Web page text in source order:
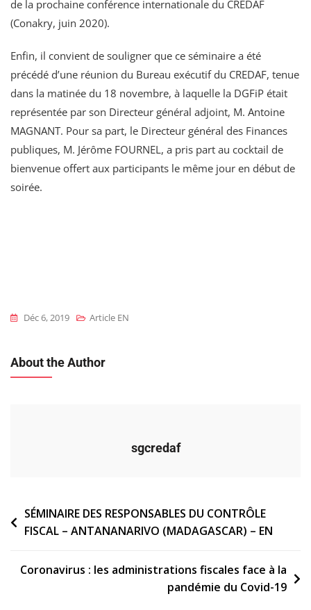
de la prochaine conférence internationale du CREDAF
(Conakry, juin 2020).
Enfin, il convient de souligner que ce séminaire a été
précédé d’une réunion du Bureau exécutif du CREDAF, tenue
dans la matinée du 18 novembre, à laquelle la DGFiP était
représentée par son Directeur général adjoint, M. Antoine
MAGNANT. Pour sa part, le Directeur général des Finances
publiques, M. Jérôme FOURNEL, a pris part au cocktail de
bienvenue offert aux participants le même jour en début de
soirée.
Déc 6, 2019 Article EN
About the Author
sgcredaf
Navigation
de
SÉMINAIRE DES RESPONSABLES DU CONTRÔLE
FISCAL – ANTANANARIVO (MADAGASCAR) – EN
Coronavirus : les administrations fiscales face à la
pandémie du Covid-19